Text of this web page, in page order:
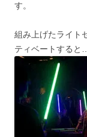
す。
組み上げたライト
ティベートすると…